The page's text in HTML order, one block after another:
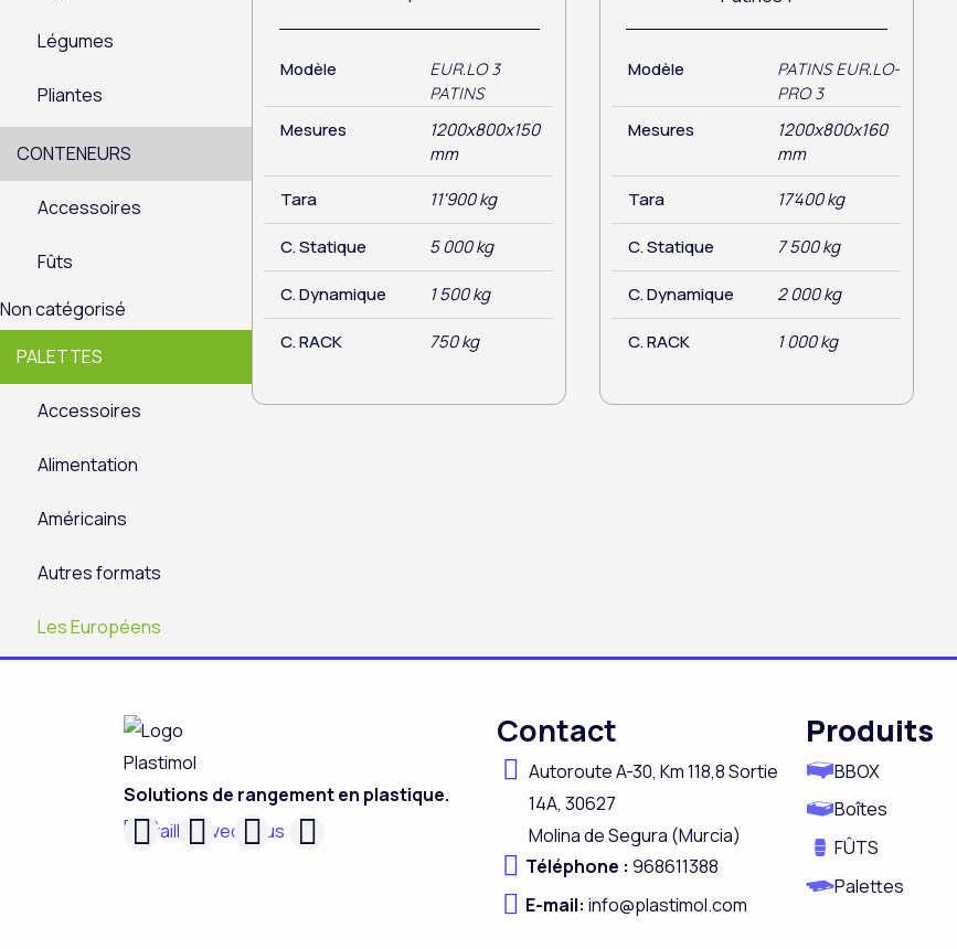
Légumes
Pliantes
CONTENEURS
Accessoires
Fûts
Non catégorisé
PALETTES
Accessoires
Alimentation
Américains
Autres formats
Les Européens
Modèle
EUR.LO 3
PATINS
Mesures
1200x800x150
mm
Tara
11'900 kg
C. Statique 5 000 kg
C. Dynamique 1 500 kg
C. RACK 750 kg
Modèle
PATINS EUR.LO-
PRO 3
Mesures
1200x800x160
mm
Tara
17'400 kg
C. Statique 7 500 kg
C. Dynamique 2 000 kg
C. RACK 1 000 kg
Solutions de rangement en plastique.
RSC
Travailler avec nous
F L I Y
Contact
Autoroute A-30, Km 118,8Sortie
14A,30627
Molina de Segura (Murcia)
Téléphone : 968611388
E-mail: info@plastimol.com
Produits
BBOX
Boîtes
FÛTS
Palettes